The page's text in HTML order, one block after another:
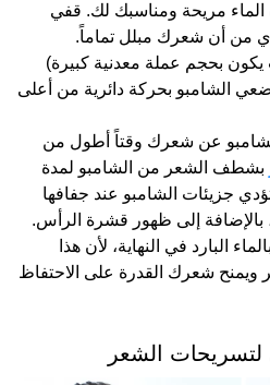
مريحة ومناسبك لك. قفي
من أن شعرك مبلل تماماً.
بحجم عملة معدنية كبيرة)
الشامبو بحركة دائرية من أعلى
عن شعرك وقتاً أطول من
بشطف الشعر من الشامبو لمدة
جزيئات الشامبو عند جفافها
بالإضافة إلى ظهور قشرة الرأس.
البارد في النهاية، لأن هذا
ويمنح شعرك القدرة على الاحتفاظ
لتسريحات الشعر